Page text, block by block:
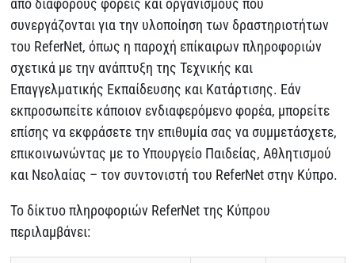
από διάφορους φορείς και οργανισμούς που
συνεργάζονται για την υλοποίηση των δραστηριοτήτων
του ReferNet, όπως η παροχή επίκαιρων πληροφοριών
σχετικά με την ανάπτυξη της Τεχνικής και
Επαγγελματικής Εκπαίδευσης και Κατάρτισης. Εάν
εκπροσωπείτε κάποιον ενδιαφερόμενο φορέα, μπορείτε
επίσης να εκφράσετε την επιθυμία σας να συμμετάσχετε,
επικοινωνώντας με το Υπουργείο Παιδείας, Αθλητισμού
και Νεολαίας – τον συντονιστή του ReferNet στην Κύπρο.
Το δίκτυο πληροφοριών ReferNet της Κύπρου
περιλαμβάνει: